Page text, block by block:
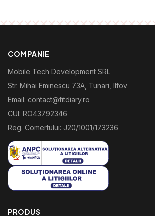
COMPANIE
Mobile Tech Development SRL
Str. Mihai Eminescu 73A, Tunari, Ilfov
Email: contact@fitdiary.ro
CUI: RO43792346
Reg. Comertului: J20/1001/173236
PRODUS